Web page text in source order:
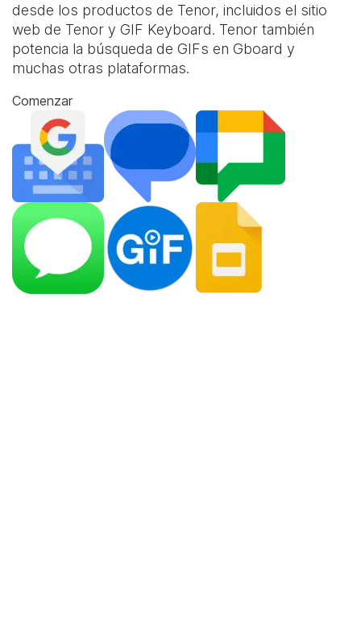
desde los productos de Tenor, incluidos el sitio
web de Tenor y GIF Keyboard. Tenor también
potencia la búsqueda de GIFs en Gboard y
muchas otras plataformas.
Comenzar